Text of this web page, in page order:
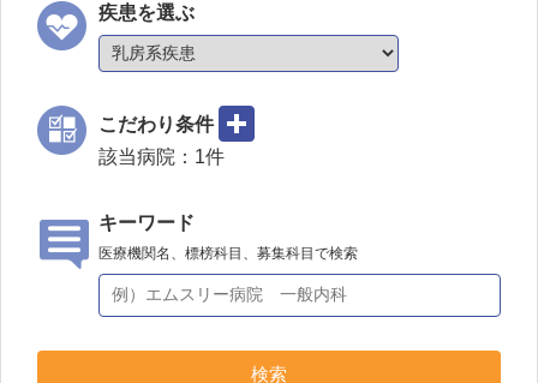
疾患を選ぶ
こだわり条件
該当病院： 1件
キーワード
医療機関名、標榜科目、募集科目で検索
検索